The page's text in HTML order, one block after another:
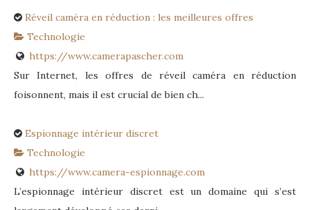
Réveil caméra en réduction : les meilleures offres
Technologie
https://www.camerapascher.com
Sur Internet, les offres de réveil caméra en réduction
foisonnent, mais il est crucial de bien ch...
Espionnage intérieur discret
Technologie
https://www.camera-espionnage.com
L’espionnage intérieur discret est un domaine qui s’est